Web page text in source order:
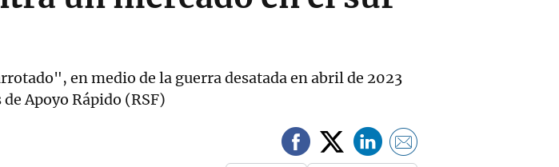
en medio de la guerra desatada en abril de 2023
Apoyo Rápido (RSF)